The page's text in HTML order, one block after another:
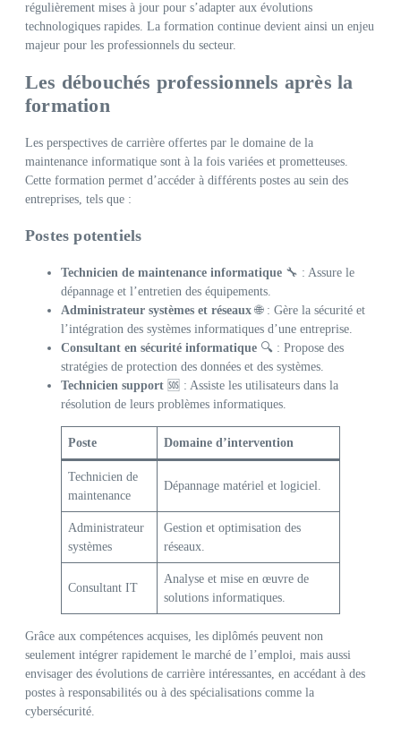
régulièrement mises à jour pour s’adapter aux évolutions
technologiques rapides. La formation continue devient ainsi un enjeu
majeur pour les professionnels du secteur.
Les débouchés professionnels après la
formation
Les perspectives de carrière offertes par le domaine de la
maintenance informatique sont à la fois variées et prometteuses.
Cette formation permet d’accéder à différents postes au sein des
entreprises, tels que :
Postes potentiels
Technicien de maintenance informatique 🔧 : Assure le
dépannage et l’entretien des équipements.
Administrateur systèmes et réseaux 🌐 : Gère la sécurité et
l’intégration des systèmes informatiques d’une entreprise.
Consultant en sécurité informatique 🔍 : Propose des
stratégies de protection des données et des systèmes.
Technicien support 🆘 : Assiste les utilisateurs dans la
résolution de leurs problèmes informatiques.
Poste Domaine d’intervention
Technicien de
maintenance
Dépannage matériel et logiciel.
Administrateur
systèmes
Gestion et optimisation des
réseaux.
Consultant IT
Analyse et mise en œuvre de
solutions informatiques.
Grâce aux compétences acquises, les diplômés peuvent non
seulement intégrer rapidement le marché de l’emploi, mais aussi
envisager des évolutions de carrière intéressantes, en accédant à des
postes à responsabilités ou à des spécialisations comme la
cybersécurité.